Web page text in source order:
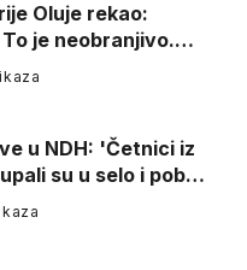
Oluje rekao:
je neobranjivo.
zvao Krivousti'
u NDH: 'Četnici iz
su u selo i pobili